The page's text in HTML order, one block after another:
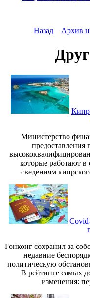
Назад Архив
Кипр
Министерство
предоставления
которые работают в
сведениям
Гонконг сохранил за
недавние
политическую
В рейтинге самых
изменения: